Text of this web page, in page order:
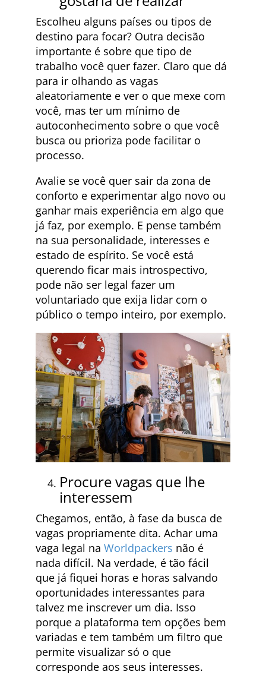
Escolheu alguns países ou tipos de
destino para focar? Outra decisão
importante é sobre que tipo de
trabalho você quer fazer. Claro que dá
para ir olhando as vagas
aleatoriamente e ver o que mexe com
você, mas ter um mínimo de
autoconhecimento sobre o que você
busca ou prioriza pode facilitar o
processo.
Avalie se você quer sair da zona de
conforto e experimentar algo novo ou
ganhar mais experiência em algo que
já faz, por exemplo. E pense também
na sua personalidade, interesses e
estado de espírito. Se você está
querendo ficar mais introspectivo,
pode não ser legal fazer um
voluntariado que exija lidar com o
público o tempo inteiro, por exemplo.
Procure vagas que lhe
interessem
Chegamos, então, à fase da busca de
vagas propriamente dita. Achar uma
vaga legal na Worldpackers não é
nada difícil. Na verdade, é tão fácil
que já fiquei horas e horas salvando
oportunidades interessantes para
talvez me inscrever um dia. Isso
porque a plataforma tem opções bem
variadas e tem também um filtro que
permite visualizar só o que
corresponde aos seus interesses.